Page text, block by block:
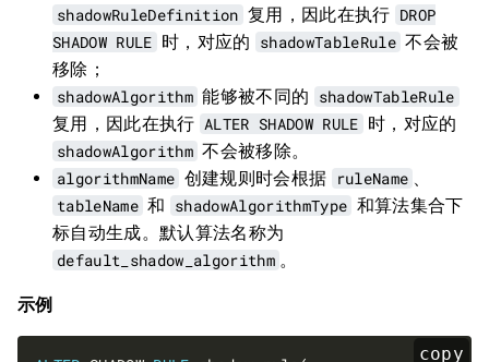
shadowRuleDefinition 复用，因此在执行 DROP
SHADOW RULE 时，对应的 shadowTableRule 不会被
移除；
shadowAlgorithm 能够被不同的 shadowTableRule
复用，因此在执行 ALTER SHADOW RULE 时，对应的
shadowAlgorithm 不会被移除。
algorithmName 创建规则时会根据 ruleName 、
tableName 和 shadowAlgorithmType 和算法集合下
标自动生成。默认算法名称为
default_shadow_algorithm 。
示例
copy